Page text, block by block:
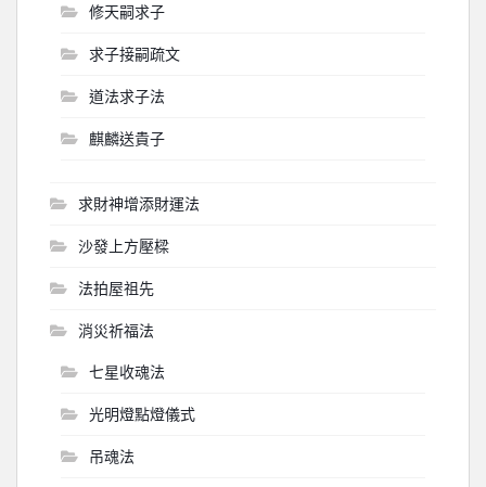
修天嗣求子
求子接嗣疏文
道法求子法
麒麟送貴子
求財神增添財運法
沙發上方壓樑
法拍屋祖先
消災祈福法
七星收魂法
光明燈點燈儀式
吊魂法